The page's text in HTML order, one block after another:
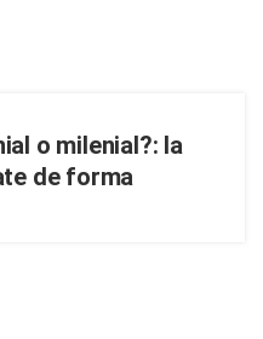
o milenial?: la
de forma